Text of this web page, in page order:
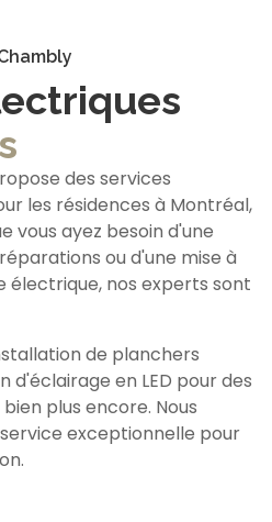
des services
les résidences à Montréal,
vous ayez besoin d'une
ou d'une mise à
électrique, nos experts sont
de planchers
d'éclairage en LED pour des
plus encore. Nous
exceptionnelle pour